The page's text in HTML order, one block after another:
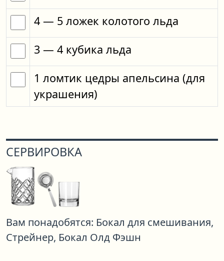
4 — 5 ложек колотого льда
3 — 4 кубика льда
1 ломтик цедры апельсина (для
украшения)
СЕРВИРОВКА
Вам понадобятся: Бокал для смешивания,
Стрейнер, Бокал Олд Фэшн